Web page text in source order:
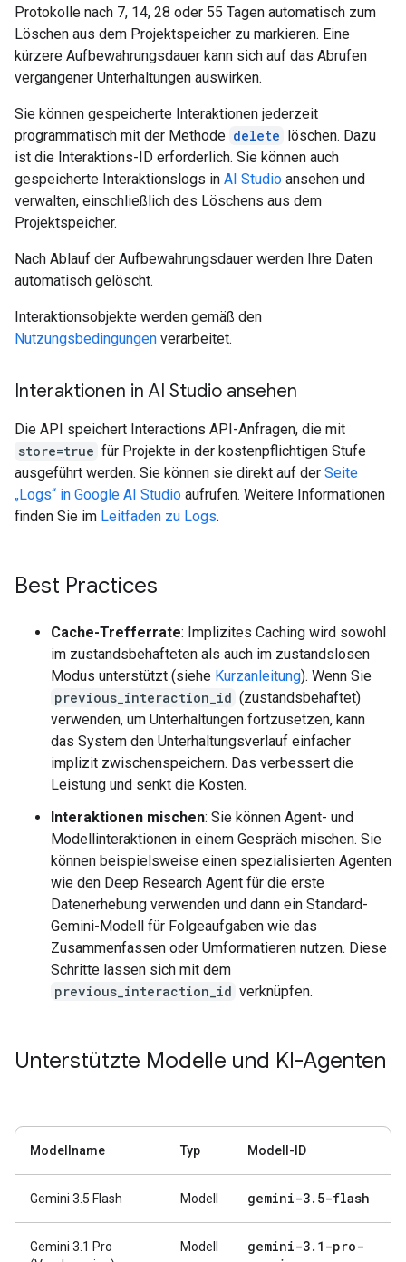
Protokolle nach 7, 14, 28 oder 55 Tagen automatisch zum
Löschen aus dem Projektspeicher zu markieren. Eine
kürzere Aufbewahrungsdauer kann sich auf das Abrufen
vergangener Unterhaltungen auswirken.
Sie können gespeicherte Interaktionen jederzeit
programmatisch mit der Methode delete löschen. Dazu
ist die Interaktions-ID erforderlich. Sie können auch
gespeicherte Interaktionslogs in AI Studio ansehen und
verwalten, einschließlich des Löschens aus dem
Projektspeicher.
Nach Ablauf der Aufbewahrungsdauer werden Ihre Daten
automatisch gelöscht.
Interaktionsobjekte werden gemäß den
Nutzungsbedingungen verarbeitet.
Interaktionen in AI Studio ansehen
Die API speichert Interactions API-Anfragen, die mit
store=true für Projekte in der kostenpflichtigen Stufe
ausgeführt werden. Sie können sie direkt auf der Seite
„Logs“ in Google AI Studio aufrufen. Weitere Informationen
finden Sie im Leitfaden zu Logs.
Best Practices
Cache-Trefferrate: Implizites Caching wird sowohl
im zustandsbehafteten als auch im zustandslosen
Modus unterstützt (siehe Kurzanleitung). Wenn Sie
previous_interaction_id (zustandsbehaftet)
verwenden, um Unterhaltungen fortzusetzen, kann
das System den Unterhaltungsverlauf einfacher
implizit zwischenspeichern. Das verbessert die
Leistung und senkt die Kosten.
Interaktionen mischen: Sie können Agent- und
Modellinteraktionen in einem Gespräch mischen. Sie
können beispielsweise einen spezialisierten Agenten
wie den Deep Research Agent für die erste
Datenerhebung verwenden und dann ein Standard-
Gemini-Modell für Folgeaufgaben wie das
Zusammenfassen oder Umformatieren nutzen. Diese
Schritte lassen sich mit dem
previous_interaction_id verknüpfen.
Unterstützte Modelle und KI-Agenten
Modellname Typ Modell-ID
Gemini 3.5 Flash Modell gemini-3. 5-flash
Gemini 3.1 Pro
Modell gemini-3. 1-pro-